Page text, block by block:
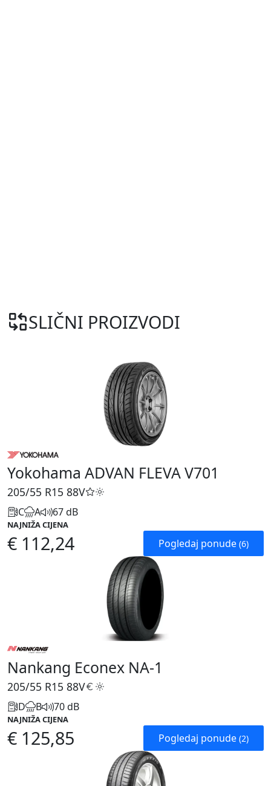
SLIČNI PROIZVODI
Yokohama ADVAN FLEVA V701
205/55 R15 88V
C A 67 dB
NAJNIŽA CIJENA
€ 112,24 Pogledaj ponude (6)
Nankang Econex NA-1
205/55 R15 88V
D B 70 dB
NAJNIŽA CIJENA
€ 125,85 Pogledaj ponude (2)